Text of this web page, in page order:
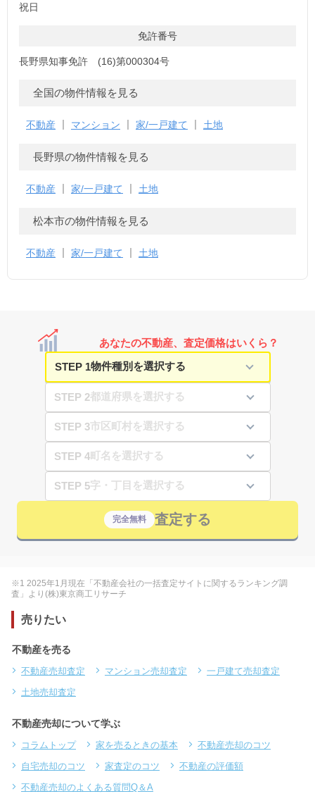
祝日
免許番号
長野県知事免許 (16)第000304号
全国の物件情報を見る
不動産 マンション 家/一戸建て 土地
長野県の物件情報を見る
不動産 家/一戸建て 土地
松本市の物件情報を見る
不動産 家/一戸建て 土地
あなたの不動産、査定価格はいくら？
STEP 1
STEP 2
STEP 3
STEP 4
STEP 5
完全無料 査定する
※1 2025年1月現在「不動産会社の一括査定サイトに関するランキング調
査」より(株)東京商工リサーチ
売りたい
不動産を売る
不動産売却査定 マンション売却査定
一戸建て売却査定
土地売却査定
不動産売却について学ぶ
コラムトップ 家を売るときの基本
不動産売却のコツ
自宅売却のコツ
家査定のコツ
不動産の評価額
不動産売却のよくある質問Q＆A